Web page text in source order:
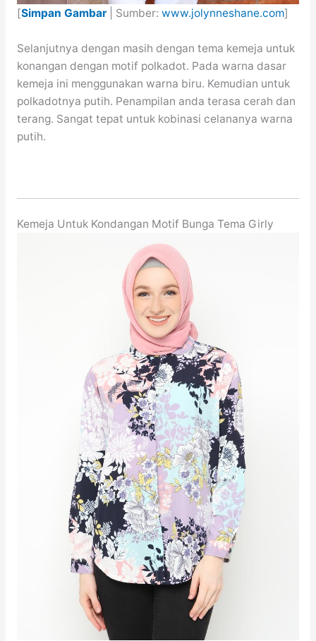
[Simpan Gambar| Sumber: www.jolynneshane.com]
Selanjutnya dengan masih dengan tema kemeja untuk
konangan dengan motif polkadot. Pada warna dasar
kemeja ini menggunakan warna biru. Kemudian untuk
polkadotnya putih. Penampilan anda terasa cerah dan
terang. Sangat tepat untuk kobinasi celananya warna
putih.
Kemeja Untuk Kondangan Motif Bunga Tema Girly